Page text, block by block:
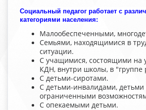
Социальный педагог работает с
категориями населения:
Малообеспеченными,
Семьями, находящимися в
ситуации.
С учащимися, состоящими на
КДН, внутри школы, в "группе
С детьми-сиротами.
С детьми-инвалидами, детьми
ограниченными
С опекаемыми детьми.